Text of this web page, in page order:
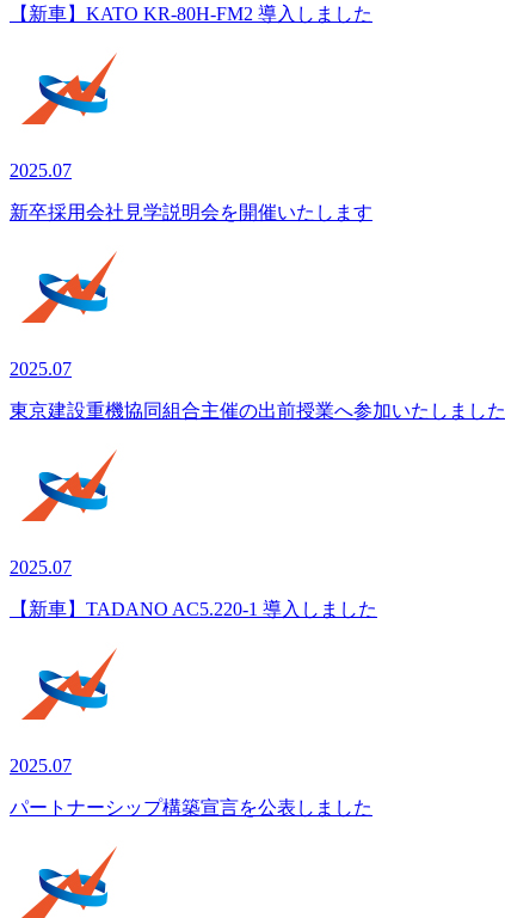
【新車】KATO KR-80H-FM2 導入しました
2025.07
新卒採用会社見学説明会を開催いたします
2025.07
東京建設重機協同組合主催の出前授業へ参加いたしました
2025.07
【新車】TADANO AC5.220-1 導入しました
2025.07
パートナーシップ構築宣言を公表しました